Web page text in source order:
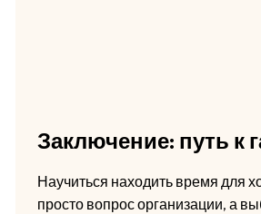
Заключение: путь к
Научиться находить время для
просто вопрос организации, а